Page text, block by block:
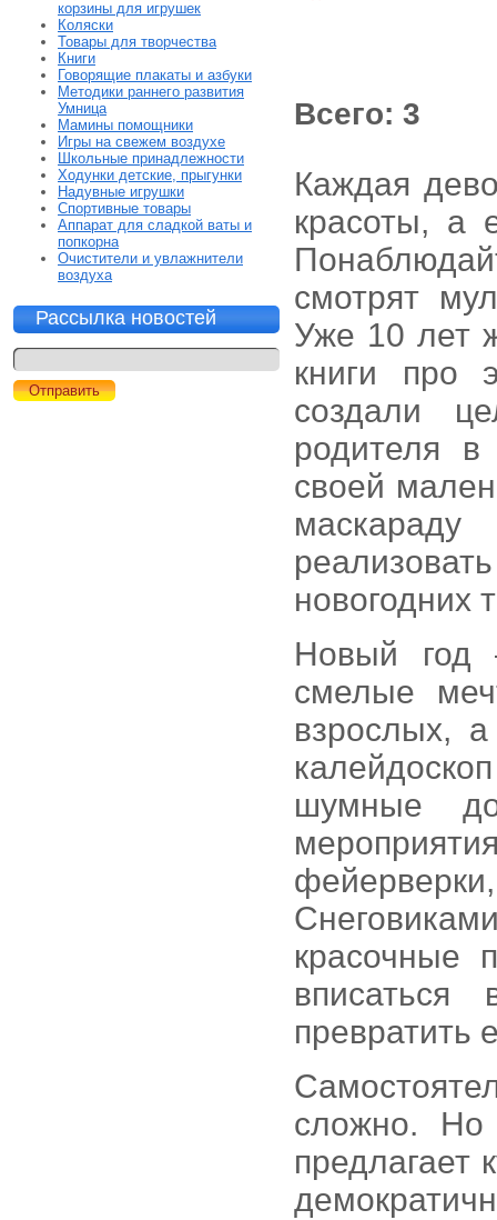
Всего: 3
Каждая
красоты, а
смотрят
Уже 10 лет
книги про
создали
родителя в
своей
новогодних
Новый год
смелые
взрослых,
шумные
красочные
превратить
сложно. Но
предлагает
корзины для игрушек
Коляски
Товары для творчества
Книги
Говорящие плакаты и азбуки
Методики раннего развития
Умница
Мамины помощники
Игры на свежем воздухе
Школьные принадлежности
Ходунки детские, прыгунки
Надувные игрушки
Спортивные товары
Аппарат для сладкой ваты и
попкорна
Очистители и увлажнители
воздуха
Рассылка новостей